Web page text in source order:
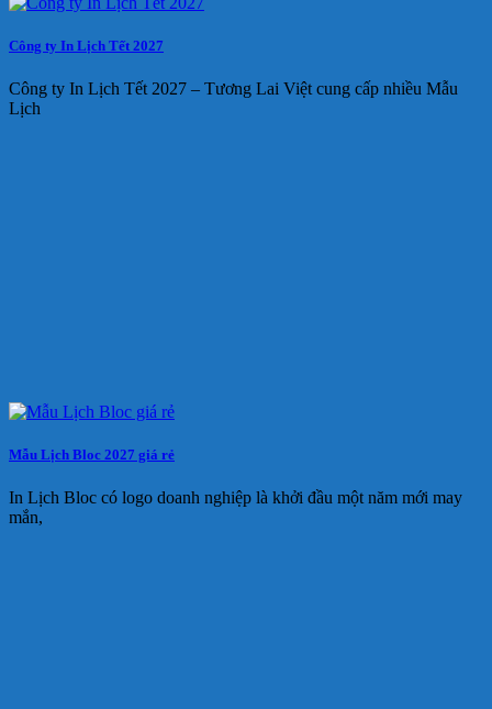
Công ty In Lịch Tết 2027
Công ty In Lịch Tết 2027 – Tương Lai Việt cung cấp nhiều Mẫu
Lịch
Mẫu Lịch Bloc 2027 giá rẻ
In Lịch Bloc có logo doanh nghiệp là khởi đầu một năm mới may
mắn,